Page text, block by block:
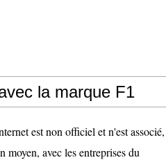
la marque F1
est non officiel et n'est associé,
moyen, avec les entreprises du